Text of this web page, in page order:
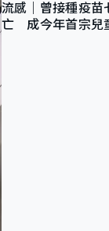
流感｜曾接種疫苗
亡 成今年首宗兒